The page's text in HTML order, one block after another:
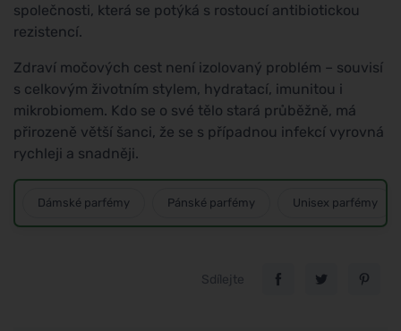
společnosti, která se potýká s rostoucí antibiotickou
rezistencí.
Zdraví močových cest není izolovaný problém – souvisí
s celkovým životním stylem, hydratací, imunitou i
mikrobiomem. Kdo se o své tělo stará průběžně, má
přirozeně větší šanci, že se s případnou infekcí vyrovná
rychleji a snadněji.
Dámské parfémy Pánské parfémy Unisex parfémy
Sdílejte